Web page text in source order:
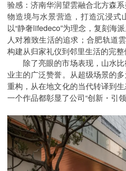
验感：济南华润望雲融合北方森
物造境与水景营造，打造沉浸式
以“静奢lifedeco”为理念，复刻海
人对雅致生活的追求；合肥轨道
构建从归家礼仪到邻里生活的完整
除了亮眼的市场表现，山水
业主的广泛赞誉。从超级场景的
重构，从在地文化的当代转译到
一个作品都彰显了公司“创新・引